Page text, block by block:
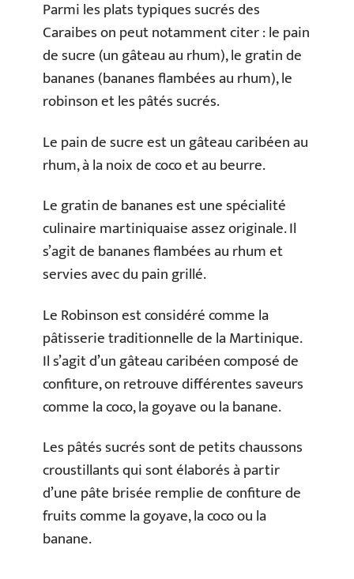
Parmi les plats typiques sucrés des
Caraibes on peut notamment citer : le pain
de sucre (un gâteau au rhum), le gratin de
bananes (bananes flambées au rhum), le
robinson et les pâtés sucrés.
Le pain de sucre est un gâteau caribéen au
rhum, à la noix de coco et au beurre.
Le gratin de bananes est une spécialité
culinaire martiniquaise assez originale. Il
s’agit de bananes flambées au rhum et
servies avec du pain grillé.
Le Robinson est considéré comme la
pâtisserie traditionnelle de la Martinique.
Il s’agit d’un gâteau caribéen composé de
confiture, on retrouve différentes saveurs
comme la coco, la goyave ou la banane.
Les pâtés sucrés sont de petits chaussons
croustillants qui sont élaborés à partir
d’une pâte brisée remplie de confiture de
fruits comme la goyave, la coco ou la
banane.